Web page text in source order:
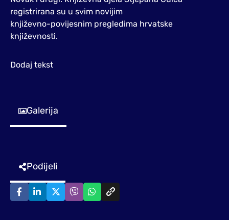
registrirana su u svim novijim
književno-povijesnim pregledima hrvatske
književnosti.
Dodaj tekst
Galerija
Podijeli